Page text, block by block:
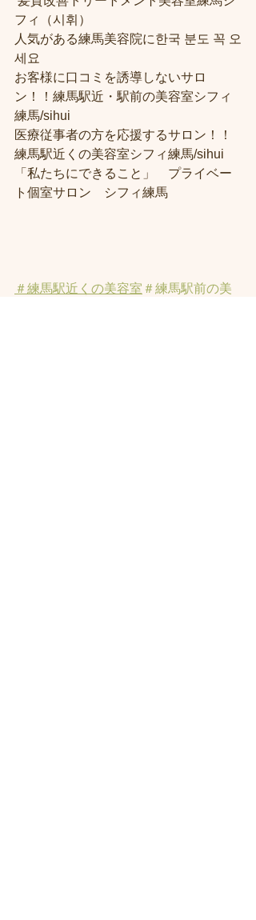
フィ（시휘）
人気がある練馬美容院に한국 분도 꼭 오
세요
お客様に口コミを誘導しないサロ
ン！！練馬駅近・駅前の美容室シフィ
練馬/sihui
医療従事者の方を応援するサロン！！
練馬駅近くの美容室シフィ練馬/sihui
「私たちにできること」　プライベー
ト個室サロン　シフィ練馬
＃練馬駅近くの美容室 ＃練馬駅前の美